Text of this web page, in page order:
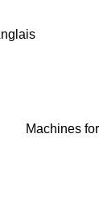
Machines